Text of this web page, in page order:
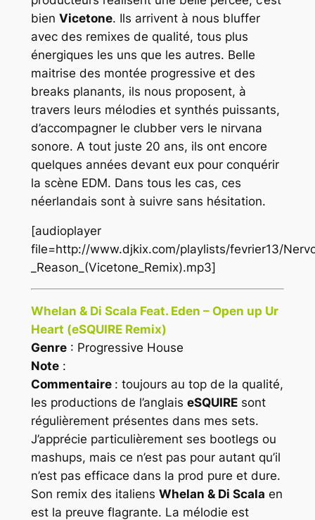
bien Vicetone. Ils arrivent à nous bluffer
avec des remixes de qualité, tous plus
énergiques les uns que les autres. Belle
maitrise des montée progressive et des
breaks planants, ils nous proposent, à
travers leurs mélodies et synthés puissants,
d’accompagner le clubber vers le nirvana
sonore. A tout juste 20 ans, ils ont encore
quelques années devant eux pour conquérir
la scène EDM. Dans tous les cas, ces
néerlandais sont à suivre sans hésitation.
[audioplayer
file=http://www.djkix.com/playlists/fevrier13/
_Reason_(Vicetone_Remix).mp3]
Whelan & Di Scala Feat. Eden – Open up Ur
Heart (eSQUIRE Remix)
Genre: Progressive House
Note:
Commentaire : toujours au top de la qualité,
les productions de l’anglais eSQUIREsont
régulièrement présentes dans mes sets.
J’apprécie particulièrement ses bootlegs ou
mashups, mais ce n’est pas pour autant qu’il
n’est pas efficace dans la prod pure et dure.
Son remix des italiens Whelan & Di Scala en
est la preuve flagrante. La mélodie est